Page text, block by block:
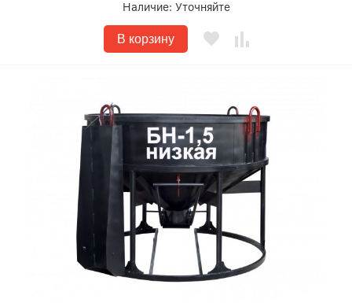
Наличие: Уточняйте
В корзину